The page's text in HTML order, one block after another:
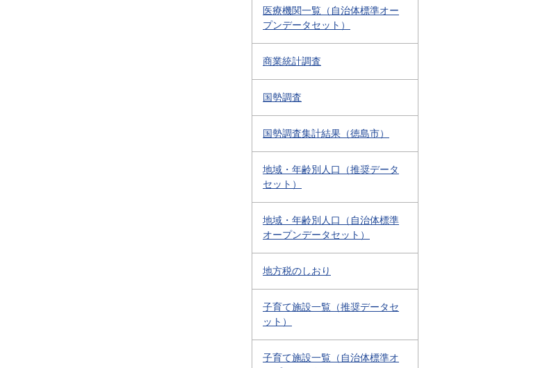
医療機関一覧（自治体標準オー
プンデータセット）
商業統計調査
国勢調査
国勢調査集計結果（徳島市）
地域・年齢別人口（推奨データ
セット）
地域・年齢別人口（自治体標準
オープンデータセット）
地方税のしおり
子育て施設一覧（推奨データセ
ット）
子育て施設一覧（自治体標準オ